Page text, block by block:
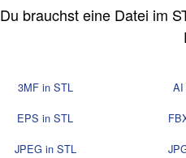
Du brauchst eine Datei im
3MF in STL AI
EPS in STL
JPEG in STL